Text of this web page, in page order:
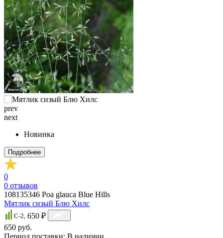
prev
next
Новинка
Подробнее
0
0 отзывов
108135346 Poa glauca Blue Hills
Мятлик сизый Блю Хилс
C-2, 650 ₽
650 руб.
Период поставки: В наличии